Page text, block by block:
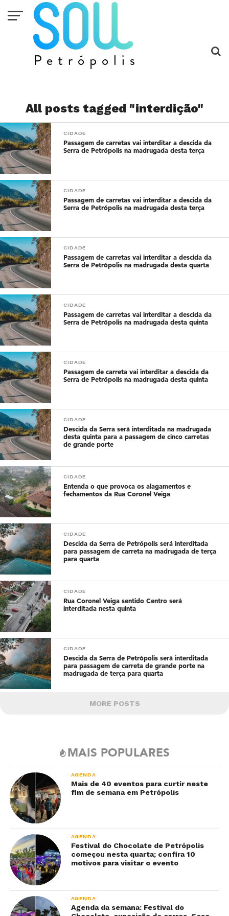
All posts tagged "interdição"
CIDADE
Passagem de carretas vai interditar a descida da
Serra de Petrópolis na madrugada desta terça
CIDADE
Passagem de carretas vai interditar a descida da
Serra de Petrópolis na madrugada desta terça
CIDADE
Passagem de carretas vai interditar a descida da
Serra de Petrópolis na madrugada desta quarta
CIDADE
Passagem de carretas vai interditar a descida da
Serra de Petrópolis na madrugada desta quinta
CIDADE
Passagem de carreta vai interditar a descida da
Serra de Petrópolis na madrugada desta quinta
CIDADE
Descida da Serra será interditada na madrugada
desta quinta para a passagem de cinco carretas
de grande porte
CIDADE
Entenda o que provoca os alagamentos e
fechamentos da Rua Coronel Veiga
CIDADE
Descida da Serra de Petrópolis será interditada
para passagem de carreta na madrugada de terça
para quarta
CIDADE
Rua Coronel Veiga sentido Centro será
interditada nesta quinta
CIDADE
Descida da Serra de Petrópolis será interditada
para passagem de carreta de grande porte na
madrugada de terça para quarta
MORE POSTS
MAIS POPULARES
AGENDA
Mais de 40 eventos para curtir neste
fim de semana em Petrópolis
AGENDA
Festival do Chocolate de Petrópolis
começou nesta quarta; confira 10
motivos para visitar o evento
AGENDA
Agenda da semana: Festival do